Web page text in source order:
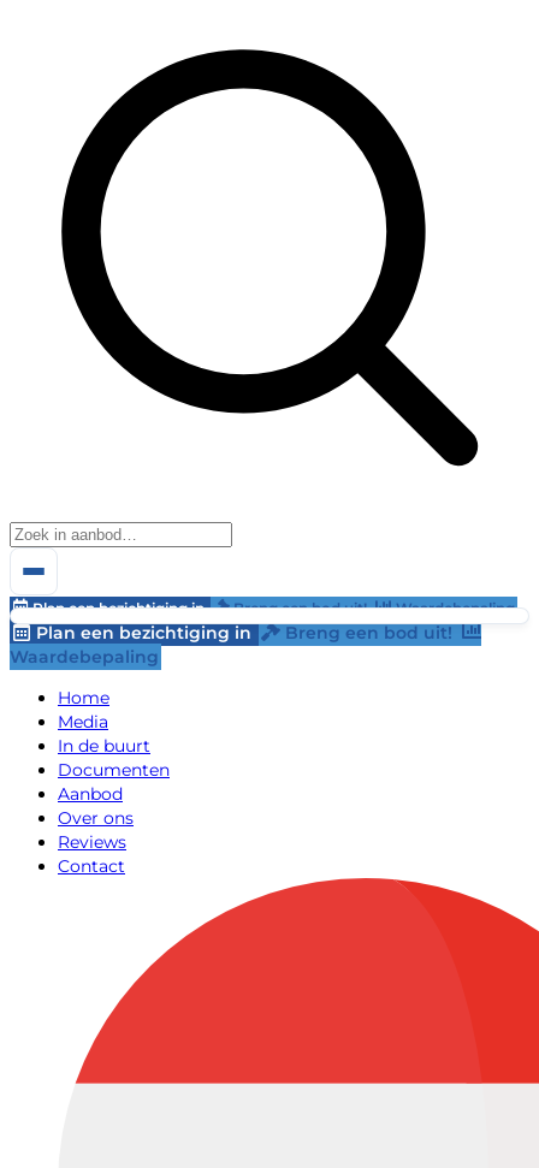
Plan een bezichtiging in Breng een bod uit! Waardebepaling
Plan een bezichtiging in
Breng een bod uit!
Waardebepaling
Home
Media
In de buurt
Documenten
Aanbod
Over ons
Reviews
Contact